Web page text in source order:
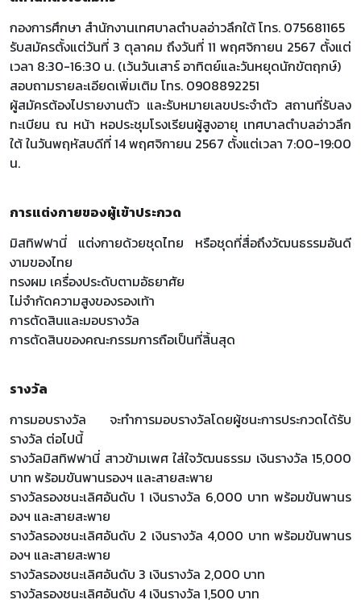
กองการศึกษา สํานักงานเทศบาลตําบลอ่าวลึกใต้ โทร. 075681165
รับสมัครตั้งแต่วันที่ 3 ตุลาคม ถึงวันที่ 11 พฤศจิกายน 2567 ตั้งแต่
เวลา 8:30-16:30 น. (เว้นวันเสาร์ อาทิตย์และวันหยุดนักขัตฤกษ์)
สอบถามรายละเอียดเพิ่มเติม โทร. 0908892251
ผู้สมัครต้องไปรายงานตัว และรับหมายเลขประจําตัว สถานที่รับลง
ทะเบียน ณ หน้า หอประชุมโรงเรียนผู้สูงอายุ เทศบาลตําบลอ่าวลึก
ใต้ ในวันพฤหัสบดีที่ 14 พฤศจิกายน 2567 ตั้งแต่เวลา 7:00-19:00
น.
การแต่งกายของผู้เข้าประกวด
มิสทิฟฟานี่ แต่งกายด้วยชุดไทย หรือชุดที่สื่อถึงวัฒนธรรมอันดี
งามของไทย
ทรงผม เครื่องประดับตามอัธยาศัย
ไม่จํากัดความสูงของรองเท้า
การตัดสินและมอบรางวัล
การตัดสินของคณะกรรมการถือเป็นที่สิ้นสุด
รางวัล
การมอบรางวัล จะทําการมอบรางวัลโดยผู้ชนะการประกวดได้รับ
รางวัล ต่อไปนี้
รางวัลมิสทิฟฟานี่ สาวข้ามเพศ ใส่ใจวัฒนธรรม เงินรางวัล 15,000
บาท พร้อมขันพานรองฯ และสายสะพาย
รางวัลรองชนะเลิศอันดับ 1 เงินรางวัล 6,000 บาท พร้อมขันพานร
องฯ และสายสะพาย
รางวัลรองชนะเลิศอันดับ 2 เงินรางวัล 4,000 บาท พร้อมขันพานร
องฯ และสายสะพาย
รางวัลรองชนะเลิศอันดับ 3 เงินรางวัล 2,000 บาท
รางวัลรองชนะเลิศอันดับ 4 เงินรางวัล 1,500 บาท